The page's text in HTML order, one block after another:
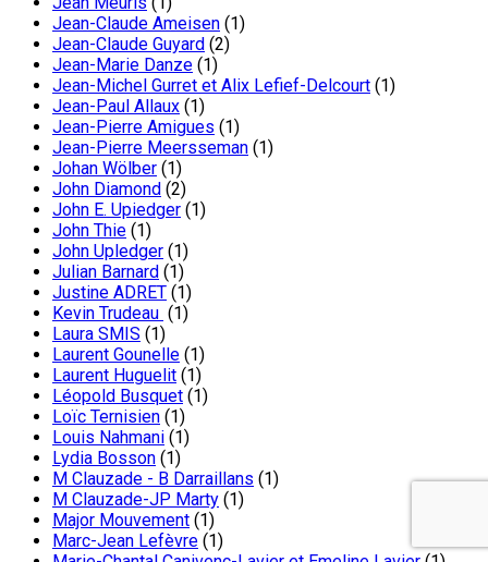
Jean-Claude Ameisen (1)
Jean-Claude Guyard (2)
Jean-Marie Danze (1)
Jean-Michel Gurret et Alix Lefief-Delcourt (1)
Jean-Paul Allaux (1)
Jean-Pierre Amigues (1)
Jean-Pierre Meersseman (1)
Johan Wölber (1)
John Diamond (2)
John E. Upiedger (1)
John Thie (1)
John Upledger (1)
Julian Barnard (1)
Justine ADRET (1)
Kevin Trudeau (1)
Laura SMIS (1)
Laurent Gounelle (1)
Laurent Huguelit (1)
Léopold Busquet (1)
Loïc Ternisien (1)
Louis Nahmani (1)
Lydia Bosson (1)
M Clauzade - B Darraillans (1)
M Clauzade-JP Marty (1)
Major Mouvement (1)
Marc-Jean Lefèvre (1)